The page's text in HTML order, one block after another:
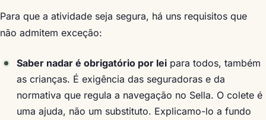
Para que a atividade seja segura, há uns requisitos que
não admitem exceção:
Saber nadar é obrigatório por lei para todos, também
as crianças. É exigência das seguradoras e da
normativa que regula a navegação no Sella. O colete é
uma ajuda, não um substituto. Explicamo-lo a fundo